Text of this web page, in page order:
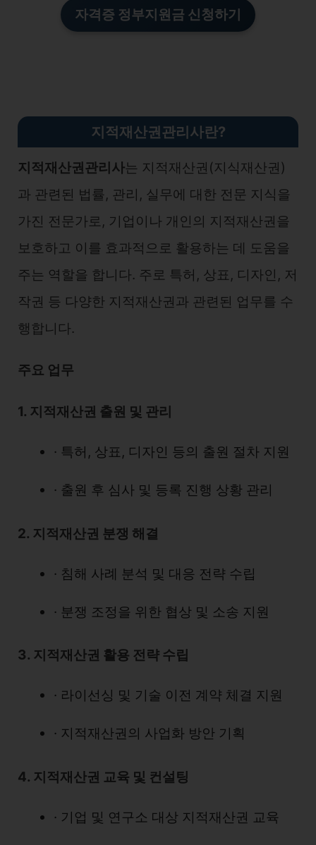
자격증 정부지원금 신청하기
지적재산권관리사란?
지적재산권관리사는 지적재산권(지식재산권)
과 관련된 법률, 관리, 실무에 대한 전문 지식을
가진 전문가로, 기업이나 개인의 지적재산권을
보호하고 이를 효과적으로 활용하는 데 도움을
주는 역할을 합니다. 주로 특허, 상표, 디자인, 저
작권 등 다양한 지적재산권과 관련된 업무를 수
행합니다.
주요 업무
1. 지적재산권 출원 및 관리
· 특허, 상표, 디자인 등의 출원 절차 지원
· 출원 후 심사 및 등록 진행 상황 관리
2. 지적재산권 분쟁 해결
· 침해 사례 분석 및 대응 전략 수립
· 분쟁 조정을 위한 협상 및 소송 지원
3. 지적재산권 활용 전략 수립
· 라이선싱 및 기술 이전 계약 체결 지원
· 지적재산권의 사업화 방안 기획
4. 지적재산권 교육 및 컨설팅
· 기업 및 연구소 대상 지적재산권 교육